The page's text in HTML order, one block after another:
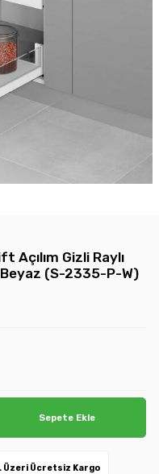
Açılım Gizli Raylı
(S-2335-P-W)
Sepete Ekle
Üzeri Ücretsiz Kargo